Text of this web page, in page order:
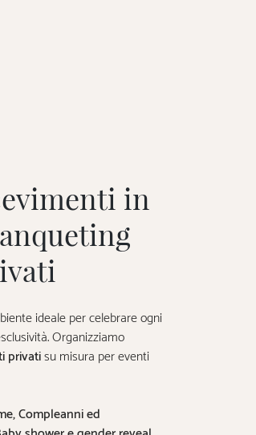
in
ideale per celebrare ogni
Organizziamo
privatisu misura per eventi
Compleanni ed